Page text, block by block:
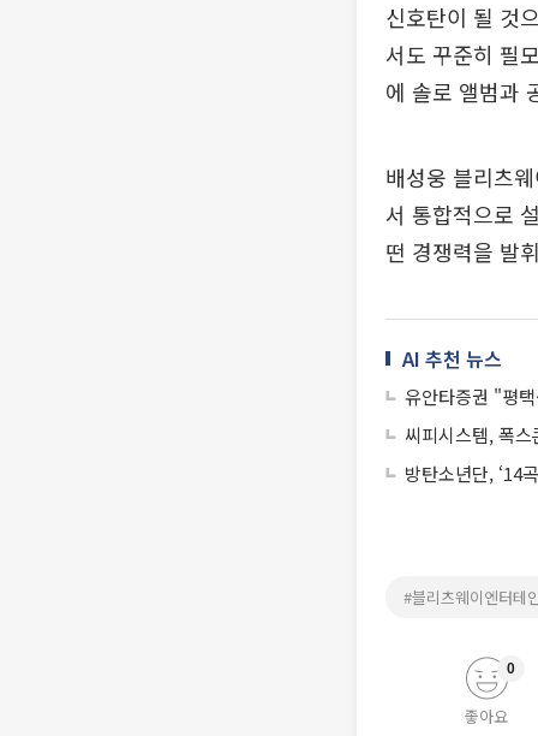
신호탄이 될 것
서도 꾸준히 필
에 솔로 앨범과
배성웅 블리츠
서 통합적으로
떤 경쟁력을 발
AI 추천 뉴스
유안타증권 "평
씨피시스템, 폭
방탄소년단, ‘14
#블리츠웨이엔터테
좋아요
0